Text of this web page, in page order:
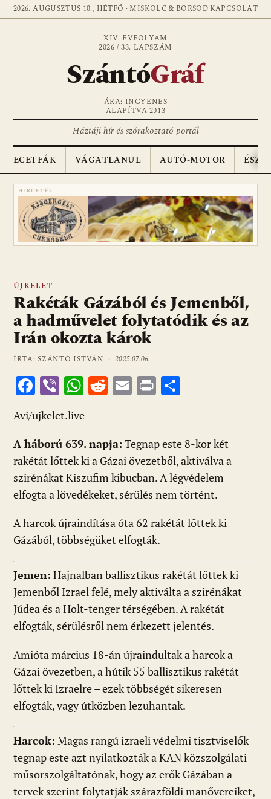
2026. AUGUSZTUS 10., HÉTFŐ · MISKOLC & BORSOD KAPCSOLAT
XIV. ÉVFOLYAM
2026 / 33. LAPSZÁM
SzántóGráf
ÁRA: INGYENES
ALAPÍTVA 2013
Háztáji hír és szórakoztató portál
ECETFÁK VÁGATLANUL AUTÓ-MOTOR
HIRDETÉS
ÚJKELET
Rakéták Gázából és Jemenből,
a hadművelet folytatódik és az
Irán okozta károk
ÍRTA: SZÁNTÓ ISTVÁN ·2025.07.06.
F
ac
e
b
o
o
k
Vi
b
er
W
at
s
A
p
p
R
di
t
E
l
Pr
m
e
g
Avi/ujkelet.live
A háború 639. napja: Tegnap este 8-kor két
rakétát lőttek ki a Gázai övezetből, aktiválva a
szirénákat Kiszufim kibucban. A légvédelem
elfogta a lövedékeket, sérülés nem történt.
A harcok újraindítása óta 62 rakétát lőttek ki
Gázából, többségüket elfogták.
Jemen: Hajnalban ballisztikus rakétát lőttek ki
Jemenből Izrael felé, mely aktiválta a szirénákat
Júdea és a Holt-tenger térségében. A rakétát
elfogták, sérülésről nem érkezett jelentés.
Amióta március 18-án újraindultak a harcok a
Gázai övezetben, a hútik 55 ballisztikus rakétát
lőttek ki Izraelre – ezek többségét sikeresen
elfogták, vagy útközben lezuhantak.
Harcok: Magas rangú izraeli védelmi tisztviselők
tegnap este azt nyilatkozták a KAN közszolgálati
műsorszolgáltatónak, hogy az erők Gázában a
tervek szerint folytatják szárazföldi manővereiket,